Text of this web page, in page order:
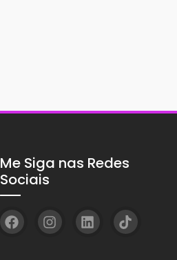
Me Siga nas Redes
Sociais